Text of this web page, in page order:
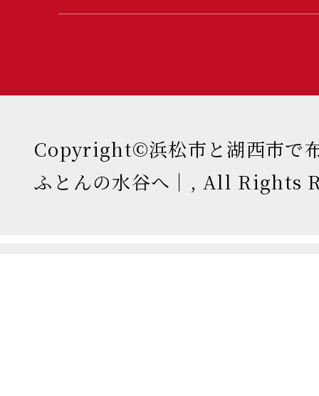
Copyright©浜松市と湖西市で
ふとんの水谷へ｜, All Rights